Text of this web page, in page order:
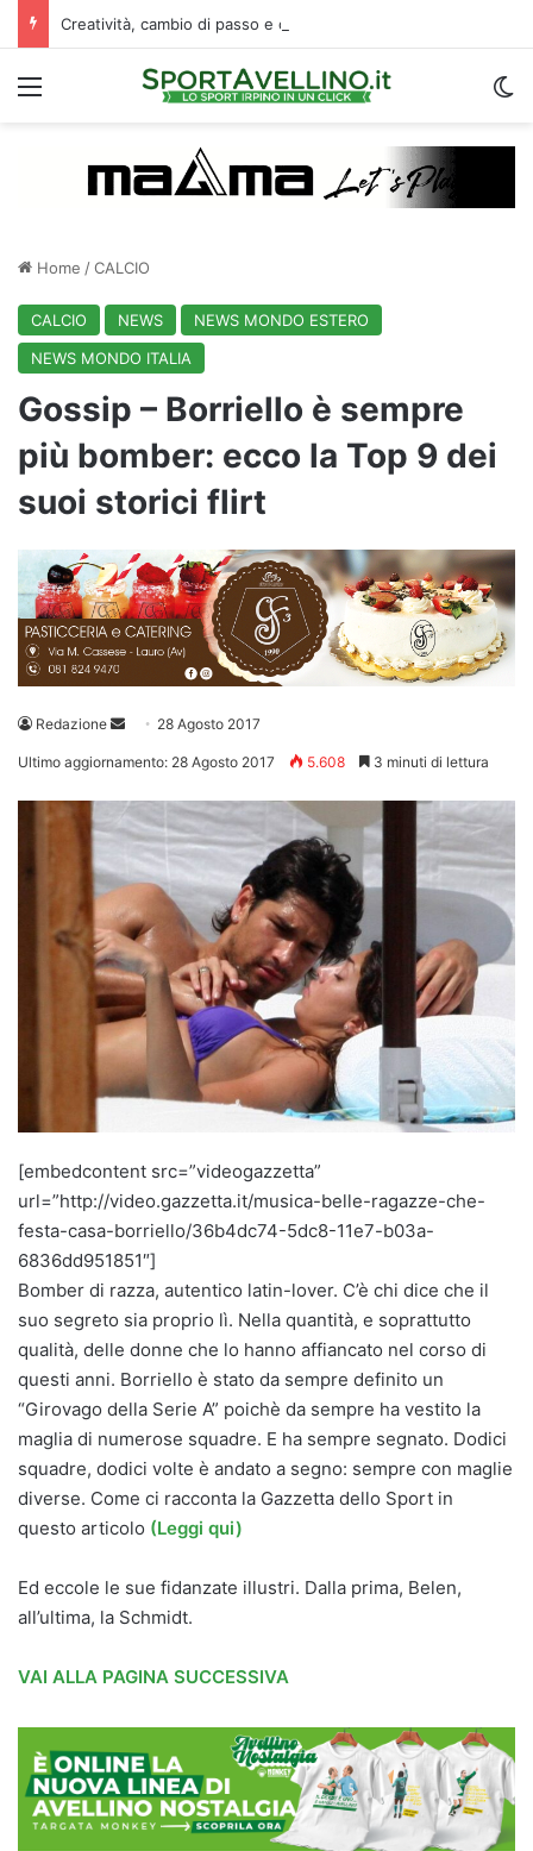
Menu
Home /CALCIO
CALCIO NEWS
NEWS MONDO ESTERO
NEWS MONDO ITALIA
Gossip – Borriello è sempre
più bomber: ecco la Top 9 dei
suoi storici flirt
Redazione
Invia 28 Agosto 2017
Ultimo aggiornamento: 28 Agosto 2017 5.608 3 minuti di lettura
[embedcontent src=”videogazzetta”
url=”http://video.gazzetta.it/musica-belle-ragazze-che-
festa-casa-borriello/36b4dc74-5dc8-11e7-b03a-
6836dd951851″]
Bomber di razza, autentico latin-lover. C’è chi dice che il
suo segreto sia proprio lì. Nella quantità, e soprattutto
qualità, delle donne che lo hanno affiancato nel corso di
questi anni. Borriello è stato da sempre definito un
“Girovago della Serie A” poichè da sempre ha vestito la
maglia di numerose squadre. E ha sempre segnato. Dodici
squadre, dodici volte è andato a segno: sempre con maglie
diverse. Come ci racconta la Gazzetta dello Sport in
questo articolo (Leggi qui)
Ed eccole le sue fidanzate illustri. Dalla prima, Belen,
all’ultima, la Schmidt.
VAI ALLA PAGINA SUCCESSIVA